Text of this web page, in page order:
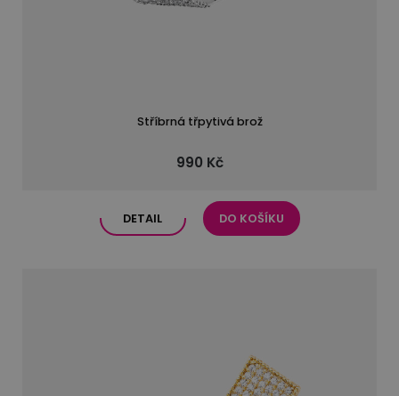
Stříbrná třpytivá brož
990 Kč
DETAIL DO KOŠÍKU